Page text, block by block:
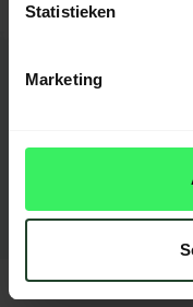
Statistieken
Marketing